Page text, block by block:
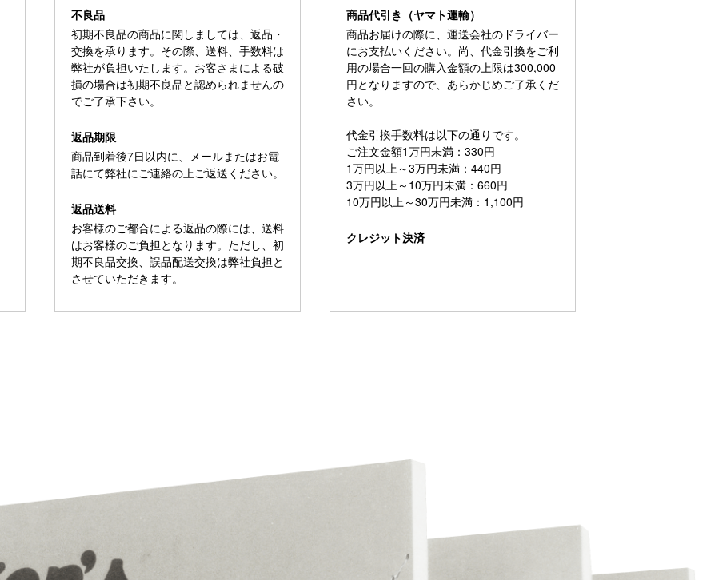
不良品
初期不良品の商品に関しましては、返品・
交換を承ります。その際、送料、手数料は
弊社が負担いたします。お客さまによる破
損の場合は初期不良品と認められませんの
でご了承下さい。
返品期限
商品到着後7日以内に、メールまたはお電
話にて弊社にご連絡の上ご返送ください。
返品送料
お客様のご都合による返品の際には、送料
はお客様のご負担となります。ただし、初
期不良品交換、誤品配送交換は弊社負担と
させていただきます。
商品代引き（ヤマト運輸）
商品お届けの際に、運送会社のドライバー
にお支払いください。尚、代金引換をご利
用の場合一回の購入金額の上限は300,000
円となりますので、あらかじめご了承くだ
さい。
代金引換手数料は以下の通りです。
ご注文金額1万円未満：330円
1万円以上～3万円未満：440円
3万円以上～10万円未満：660円
10万円以上～30万円未満：1,100円
クレジット決済